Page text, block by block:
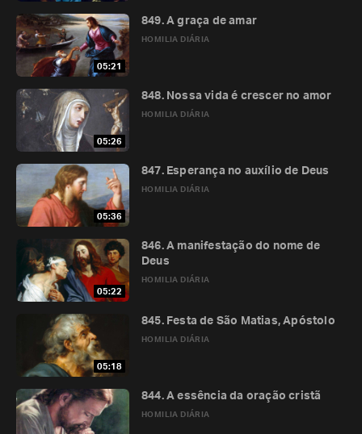
05:21
HOMILIA DIÁRIA
849. A graça de amar
05:26
HOMILIA DIÁRIA
848. Nossa vida é crescer no amor
05:36
HOMILIA DIÁRIA
847. Esperança no auxílio de Deus
05:22
HOMILIA DIÁRIA
846. A manifestação do nome de
Deus
05:18
HOMILIA DIÁRIA
845. Festa de São Matias, Apóstolo
HOMILIA DIÁRIA
844. A essência da oração cristã